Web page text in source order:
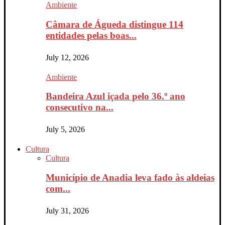
Ambiente
Câmara de Águeda distingue 114
entidades pelas boas...
July 12, 2026
Ambiente
Bandeira Azul içada pelo 36.º ano
consecutivo na...
July 5, 2026
Cultura
Cultura
Município de Anadia leva fado às aldeias
com...
July 31, 2026